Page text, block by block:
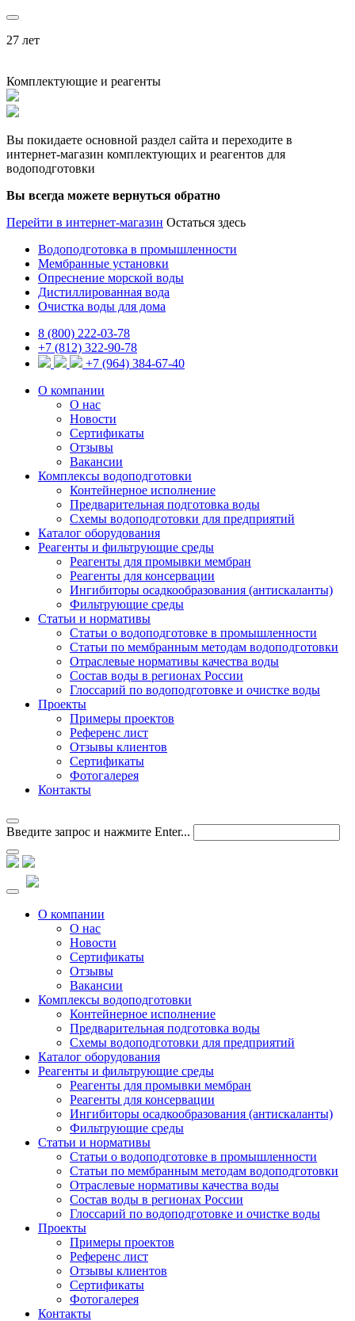
27 лет
Комплектующие и реагенты
Вы покидаете основной раздел сайта и переходите в
интернет-магазин комплектующих и реагентов для
водоподготовки
Вы всегда можете вернуться обратно
Перейти в интернет-магазин Остаться здесь
Водоподготовка в промышленности
Мембранные установки
Опреснение морской воды
Дистиллированная вода
Очистка воды для дома
8 (800) 222-03-78
+7 (812) 322-90-78
+7 (964) 384-67-40
О компании
О нас
Новости
Сертификаты
Отзывы
Вакансии
Комплексы водоподготовки
Контейнерное исполнение
Предварительная подготовка воды
Схемы водоподготовки для предприятий
Каталог оборудования
Реагенты и фильтрующие среды
Реагенты для промывки мембран
Реагенты для консервации
Ингибиторы осадкообразования (антискаланты)
Фильтрующие среды
Статьи и нормативы
Статьи о водоподготовке в промышленности
Статьи по мембранным методам водоподготовки
Отраслевые нормативы качества воды
Состав воды в регионах России
Глоссарий по водоподготовке и очистке воды
Проекты
Примеры проектов
Референс лист
Отзывы клиентов
Сертификаты
Фотогалерея
Контакты
Введите запрос и нажмите Enter...
О компании
О нас
Новости
Сертификаты
Отзывы
Вакансии
Комплексы водоподготовки
Контейнерное исполнение
Предварительная подготовка воды
Схемы водоподготовки для предприятий
Каталог оборудования
Реагенты и фильтрующие среды
Реагенты для промывки мембран
Реагенты для консервации
Ингибиторы осадкообразования (антискаланты)
Фильтрующие среды
Статьи и нормативы
Статьи о водоподготовке в промышленности
Статьи по мембранным методам водоподготовки
Отраслевые нормативы качества воды
Состав воды в регионах России
Глоссарий по водоподготовке и очистке воды
Проекты
Примеры проектов
Референс лист
Отзывы клиентов
Сертификаты
Фотогалерея
Контакты